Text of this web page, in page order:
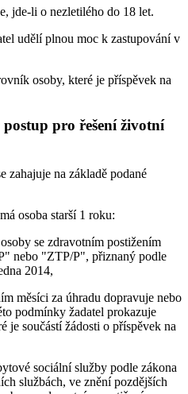
jde-li o nezletilého do 18 let.
udělí plnou moc k zastupování v
osoby, které je příspěvek na
pro řešení životní
zahajuje na základě podané
osoba starší 1 roku:
se zdravotním postižením
nebo "ZTP/P", přiznaný podle
2014,
měsíci za úhradu dopravuje nebo
podmínky žadatel prokazuje
je součástí žádosti o příspěvek na
sociální služby podle zákona
službách, ve znění pozdějších